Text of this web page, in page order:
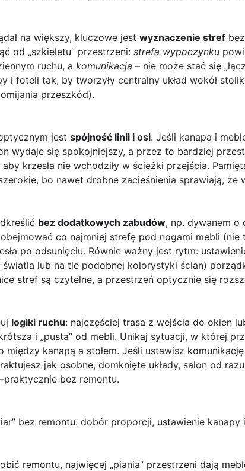
na większy, kluczowe jest wyznaczenie stref
od „szkieletu” przestrzeni: strefa wypoczynku
ruchu, a komunikacja – nie może stać się
i foteli tak, by tworzyły centralny układ wokół
przeszkód).
jest spójność linii i osi. Jeśli kanapa i
wydaje się spokojniejszy, a przez to bardziej
krzesła nie wchodziły w ścieżki przejścia.
bo nawet drobne zacieśnienia sprawiają, że
bez dodatkowych zabudów, np. dywanem
co najmniej strefę pod nogami mebli (nie
po odsunięciu. Równie ważny jest rytm:
lub na tle podobnej kolorystyki ścian)
stref są czytelne, a przestrzeń optycznie się
logiki ruchu: najczęściej trasa z wejścia do okien
i „pusta” od mebli. Unikaj sytuacji, w której
między kanapą a stołem. Jeśli ustawisz
jak osobne, domknięte układy, salon od
bez remontu.
bez remontu: dobór proporcji, ustawienie
remontu, najwięcej „piania” przestrzeni dają